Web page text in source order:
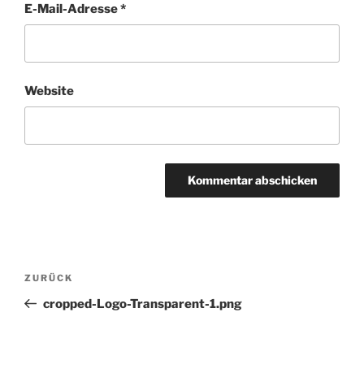
E-Mail-Adresse*
Website
Beitragsnavigation
Vorheriger
Beitrag
ZURÜCK
cropped-Logo-Transparent-1.png